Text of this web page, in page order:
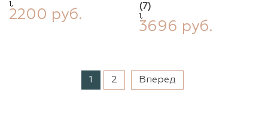
1,
2200 руб.
(7)
1,
3696 руб.
1 2 Вперед